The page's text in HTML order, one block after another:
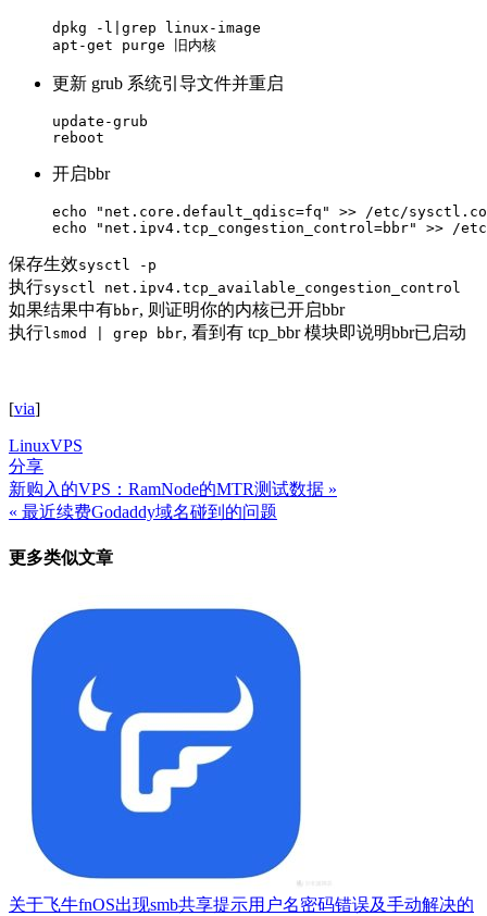
dpkg -l|grep linux-image
更新 grub 系统引导文件并重启
update-grub
开启bbr
echo "net.core.default_qdisc=fq" >> /etc/
保存生效sysctl -p
执行sysctl net.ipv4.tcp_available_congestion_control
如果结果中有bbr, 则证明你的内核已开启bbr
执行lsmod | grep bbr, 看到有 tcp_bbr 模块即说明bbr已启动
[via]
LinuxVPS
分享
文
章
导
新购入的VPS：RamNode的MTR测试数据 »
« 最近续费Godaddy域名碰到的问题
更多类似文章
关于飞牛fnOS出现smb共享提示用户名密码错误及手动解决的